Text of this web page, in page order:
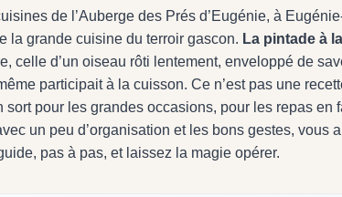
de l’Auberge des Prés d’Eugénie, à
la grande cuisine du terroir gascon. La pintade à
celle d’un oiseau rôti lentement, enveloppé de
participait à la cuisson. Ce n’est pas une
sort pour les grandes occasions, pour les repas en
un peu d’organisation et les bons gestes, vous
pas à pas, et laissez la magie opérer.